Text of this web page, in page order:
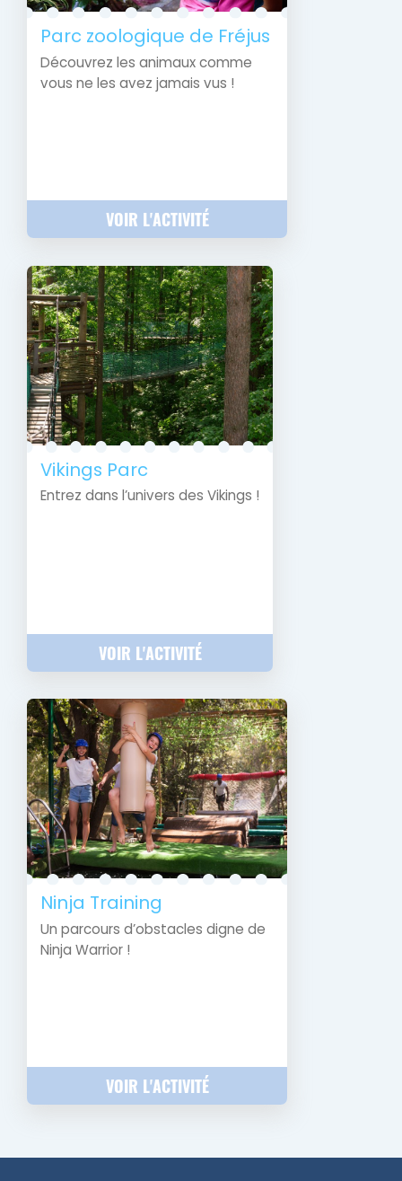
Parc zoologique de Fréjus
Découvrez les animaux comme
vous ne les avez jamais vus !
VOIR L'ACTIVITÉ
Vikings Parc
Entrez dans l’univers des Vikings !
VOIR L'ACTIVITÉ
Ninja Training
Un parcours d’obstacles digne de
Ninja Warrior !
VOIR L'ACTIVITÉ